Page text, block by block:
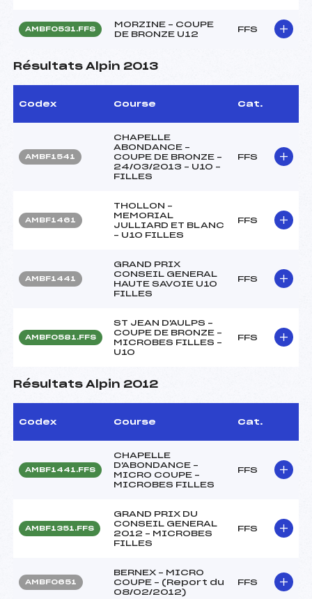
AMBF0531.FFS
MORZINE – COUPE
DE BRONZE U12
FFS
Résultats Alpin 2013
Codex Course Cat.
AMBF1541
CHAPELLE
ABONDANCE –
COUPE DE BRONZE –
24/03/2013 – U10 –
FILLES
FFS
AMBF1461
THOLLON –
MEMORIAL
JULLIARD ET BLANC
– U10 FILLES
FFS
AMBF1441
GRAND PRIX
CONSEIL GENERAL
HAUTE SAVOIE U10
FILLES
FFS
AMBF0581.FFS
ST JEAN D'AULPS –
COUPE DE BRONZE –
MICROBES FILLES –
U10
FFS
Résultats Alpin 2012
Codex Course Cat.
AMBF1441.FFS
CHAPELLE
D'ABONDANCE –
MICRO COUPE –
MICROBES FILLES
FFS
AMBF1351.FFS
GRAND PRIX DU
CONSEIL GENERAL
2012 – MICROBES
FILLES
FFS
AMBF0651
BERNEX – MICRO
COUPE – (Report du
08/02/2012)
FFS